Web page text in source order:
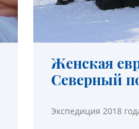
Женская
Северный
Экспедиция 2018